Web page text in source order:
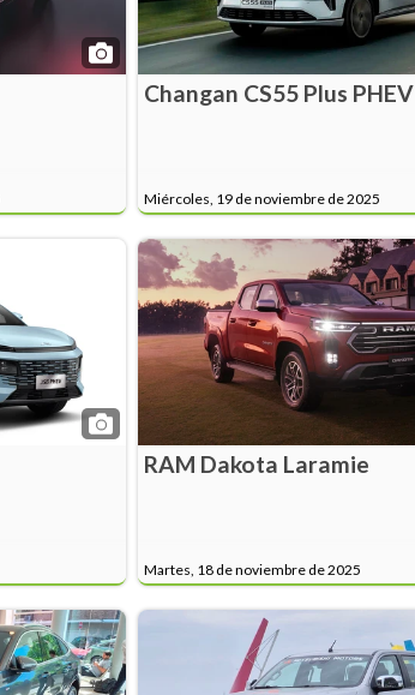
Changan CS55 Plus PHEV
Miércoles, 19 de noviembre de 2025
RAM Dakota Laramie
Martes, 18 de noviembre de 2025